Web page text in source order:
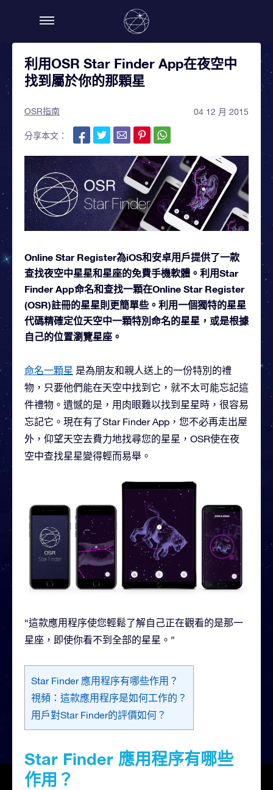
利用OSR Star Finder App在夜空中
找到屬於你的那顆星
OSR指南 04 12 月 2015
分享本文：
Online Star Register為iOS和安卓用戶提供了一款
查找夜空中星星和星座的免費手機軟體。利用Star
Finder App命名和查找一顆在Online Star Register
(OSR)註冊的星星則更簡單些。利用一個獨特的星星
代碼精確定位天空中一顆特別命名的星星，或是根據
自己的位置瀏覽星座。
命名一顆星 是為朋友和親人送上的一份特別的禮
物，只要他們能在天空中找到它，就不太可能忘記這
件禮物。遺憾的是，用肉眼難以找到星星時，很容易
忘記它。現在有了Star Finder App，您不必再走出屋
外，仰望天空去費力地找尋您的星星，OSR使在夜
空中查找星星變得輕而易舉。
“這款應用程序使您輕鬆了解自己正在觀看的是那一
星座，即使你看不到全部的星星。”
Star Finder 應用程序有哪些作用？
視頻：這款應用程序是如何工作的？
用戶對Star Finder的評價如何？
Star Finder 應用程序有哪些
作用？